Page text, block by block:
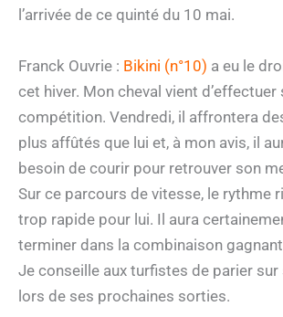
l’arrivée de ce quinté du 10 mai.
Franck Ouvrie : Bikini (n°10) a eu le
cet hiver. Mon cheval vient d’effectuer
compétition. Vendredi, il affrontera
plus affûtés que lui et, à mon avis, il
besoin de courir pour retrouver son
Sur ce parcours de vitesse, le rythme
trop rapide pour lui. Il aura
terminer dans la combinaison
Je conseille aux turfistes de parier sur
lors de ses prochaines sorties.